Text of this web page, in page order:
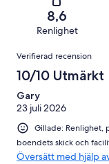
recensioner
recensioner
recensioner
betyg.
12
292
recensioner
8,6
Renlighet
Recensioner
Verifierad recension
10/10 Utmärkt
Gary
23 juli 2026
Gillade: Renlighet,
boendets skick och
Översätt med hjälp